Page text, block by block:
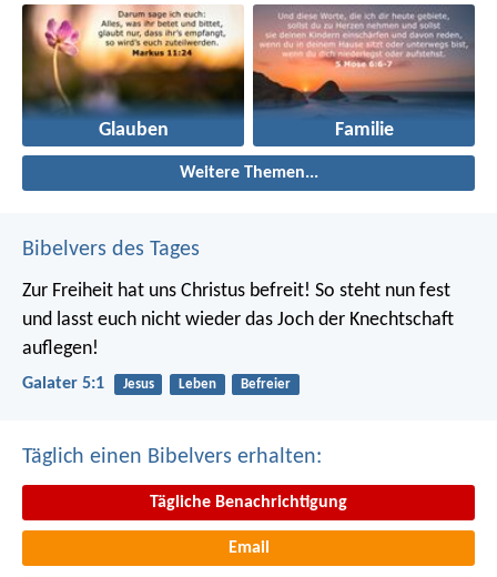
Glauben Familie
Weitere Themen...
Bibelvers des Tages
Zur Freiheit hat uns Christus befreit! So steht nun fest
und lasst euch nicht wieder das Joch der Knechtschaft
auflegen!
Galater 5:1 Jesus Leben Befreier
Täglich einen Bibelvers erhalten:
Tägliche Benachrichtigung
Email